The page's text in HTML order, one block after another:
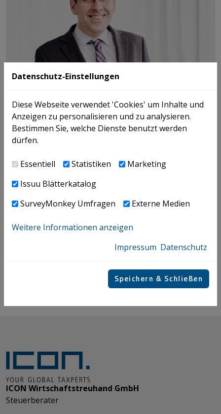
Höhfurtner Julian
+43 732 69412 - 8216
V-CARD
ICON Wirtschaftstreuhand GmbH
Steuerberater
Datenschutz-Einstellungen
Diese Webseite verwendet 'Cookies' um Inhalte und
Anzeigen zu personalisieren und zu analysieren.
Bestimmen Sie, welche Dienste benutzt werden
dürfen.
Essentiell Statistiken
Marketing
Issuu Blätterkatalog
SurveyMonkey Umfragen
Externe Medien
Weitere Informationen anzeigen
Impressum Datenschutz
Speichern & Schließen